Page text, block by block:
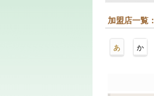
加盟店一覧
あ か